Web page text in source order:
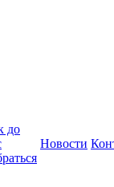
до
Новости